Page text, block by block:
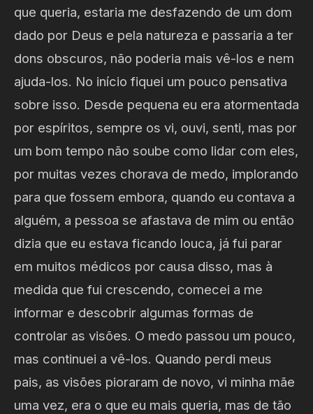
que queria, estaria me desfazendo de um dom
dado por Deus e pela natureza e passaria a ter
dons obscuros, não poderia mais vê-los e nem
ajuda-los. No início fiquei um pouco pensativa
sobre isso. Desde pequena eu era atormentada
por espíritos, sempre os vi, ouvi, senti, mas por
um bom tempo não soube como lidar com eles,
por muitas vezes chorava de medo, implorando
para que fossem embora, quando eu contava a
alguém, a pessoa se afastava de mim ou então
dizia que eu estava ficando louca, já fui parar
em muitos médicos por causa disso, mas à
medida que fui crescendo, comecei a me
informar e descobrir algumas formas de
controlar as visões. O medo passou um pouco,
mas continuei a vê-los. Quando perdi meus
pais, as visões pioraram de novo, vi minha mãe
uma vez, era o que eu mais queria, mas de tão